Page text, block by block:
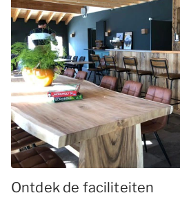
Ontdek de faciliteiten